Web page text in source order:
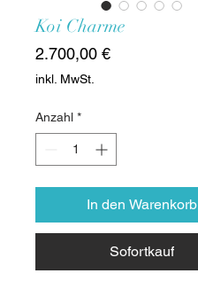
Koi Charme
2.700,00 €Preis
inkl. MwSt.
Anzahl *
In den Warenkorb
Sofortkauf